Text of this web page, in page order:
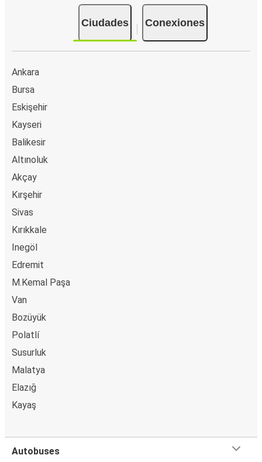
Ciudades Conexiones
Ankara
Bursa
Eskişehir
Kayseri
Balikesir
Altınoluk
Akçay
Kırşehir
Sivas
Kırıkkale
Inegöl
Edremit
M.Kemal Paşa
Van
Bozüyük
Polatlí
Susurluk
Malatya
Elazığ
Kayaş
Autobuses